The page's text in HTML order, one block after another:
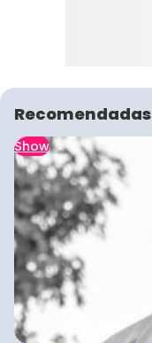
Recomendadas
Show